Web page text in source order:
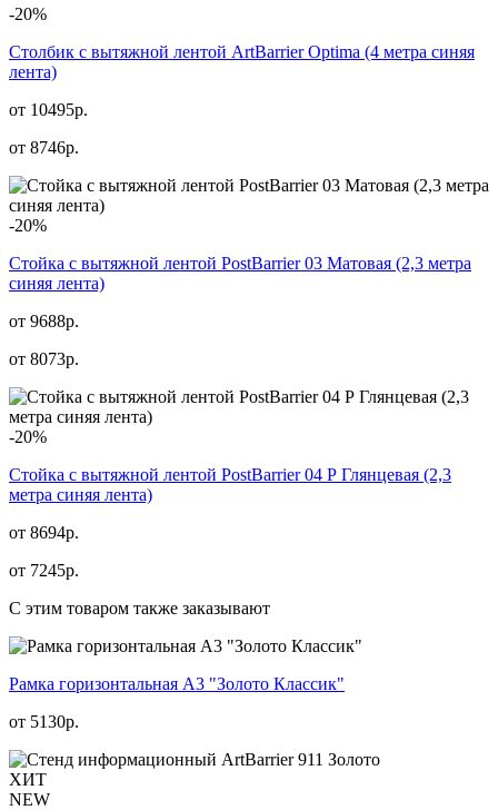
-20%
Столбик с вытяжной лентой ArtBarrier Оptima (4 метра синяя
лента)
от 10495р.
от 8746р.
-20%
Стойка с вытяжной лентой PostBarrier 03 Матовая (2,3 метра
синяя лента)
от 9688р.
от 8073р.
-20%
Стойка с вытяжной лентой PostBarrier 04 Р Глянцевая (2,3
метра синяя лента)
от 8694р.
от 7245р.
С этим товаром также заказывают
Рамка горизонтальная А3 "Золото Классик"
от 5130р.
ХИТ
NEW